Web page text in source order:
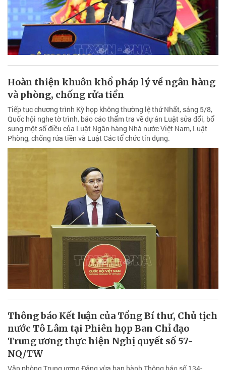
Hoàn thiện khuôn khổ pháp lý về ngân hàng
và phòng, chống rửa tiền
Tiếp tục chương trình Kỳ họp không thường lệ thứ Nhất, sáng 5/8,
Quốc hội nghe tờ trình, báo cáo thẩm tra về dự án Luật sửa đổi, bổ
sung một số điều của Luật Ngân hàng Nhà nước Việt Nam, Luật
Phòng, chống rửa tiền và Luật Các tổ chức tín dụng.
Thông báo Kết luận của Tổng Bí thư, Chủ tịch
nước Tô Lâm tại Phiên họp Ban Chỉ đạo
Trung ương thực hiện Nghị quyết số 57-
NQ/TW
Văn phòng Trung ương Đảng vừa ban hành Thông báo số 134-